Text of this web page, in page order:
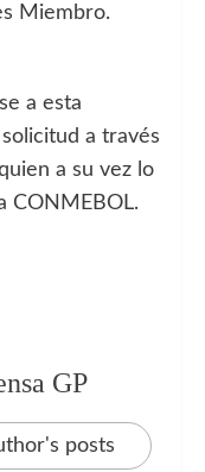
Miembro.
a esta
a través
a su vez lo
CONMEBOL.
GP
posts